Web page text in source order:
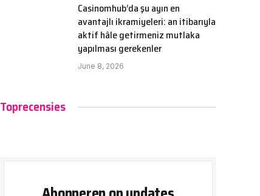
Casinomhub’da şu ayın en
avantajlı ikramiyeleri: an itibarıyla
aktif hâle getirmeniz mutlaka
yapılması gerekenler
June 8, 2026
Toprecensies